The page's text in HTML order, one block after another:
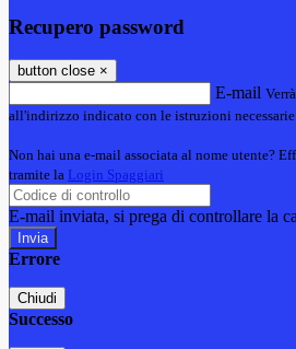
Recupero password
button close ×
E-mail
all'indirizzo indicato con le istruzioni
Non hai una e-mail associata al nome utente?
tramite la Login Spaggiari
E-mail inviata, si prega di controllare la
Errore
Chiudi
Successo